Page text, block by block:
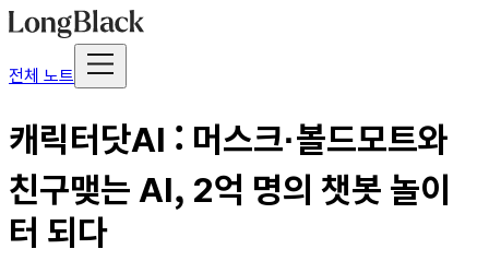
전체 노트
캐릭터닷AI : 머스크·볼드모트와
친구맺는 AI, 2억 명의 챗봇 놀이
터 되다